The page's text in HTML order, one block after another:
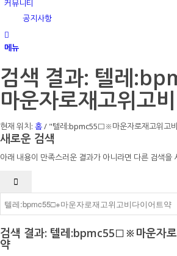
커뮤니티
공지사항
메뉴
검색 결과: 텔레
마운자로재고위고
현재 위치: 홈/ "텔레:bpmc55□※마운자로재고위고
새로운 검색
아래 내용이 만족스러운 결과가 아니라면 다른 검색을
검색 결과: 텔레:bpmc55□※마운자
약